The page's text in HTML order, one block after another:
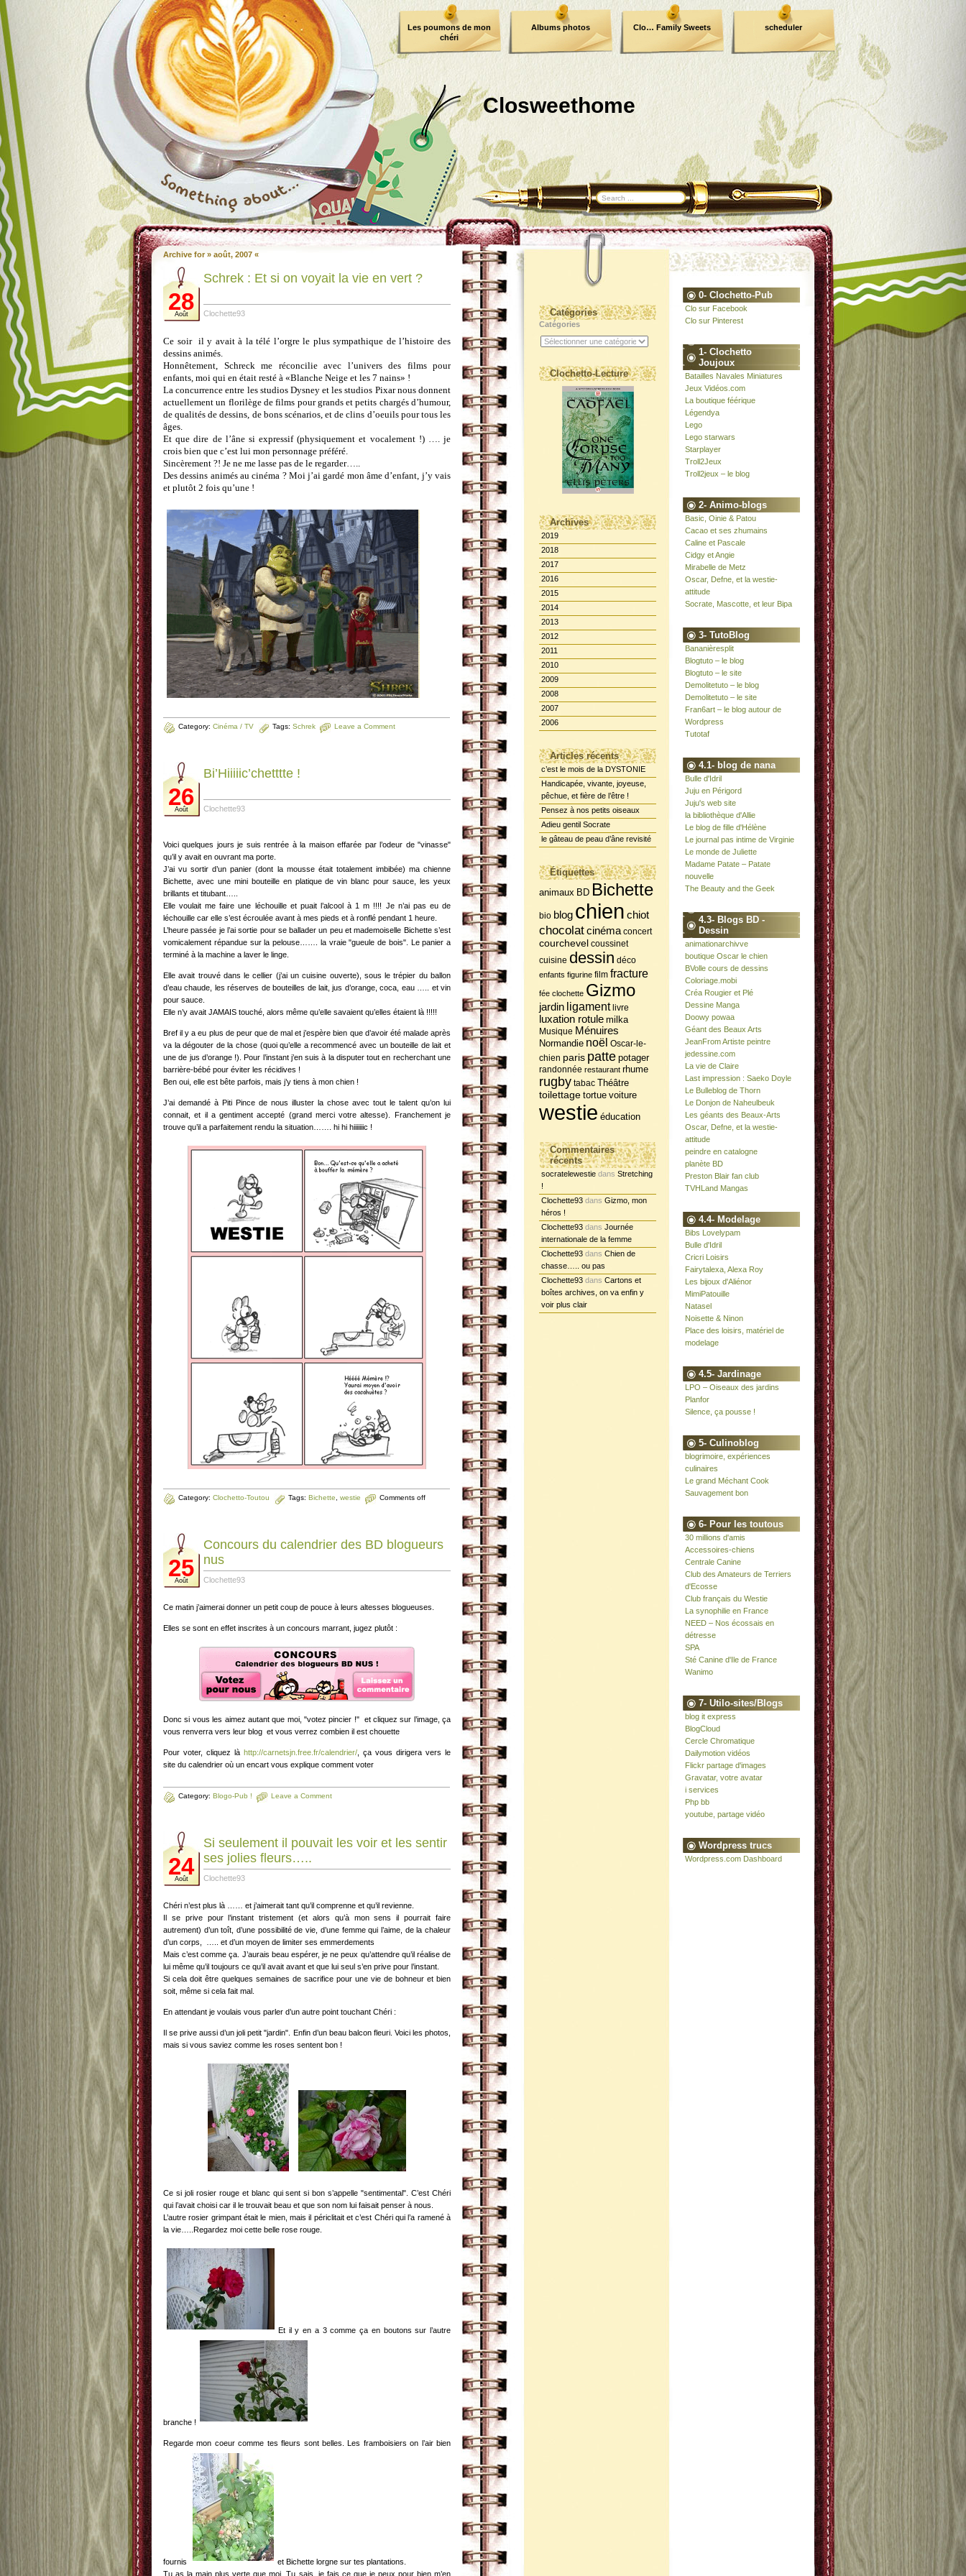
Closweethome
Les poumons de mon
chéri
Albums photos Clo… Family Sweets scheduler
Archive for » août, 2007 «
28
Août
Schrek : Et si on voyait la vie en vert ?
Clochette93
Ce soir il y avait à la télé l’orgre le plus sympathique de l’histoire des
dessins animés.
Honnêtement, Schreck me réconcilie avec l’univers des films pour
enfants, moi qui en était resté à «Blanche Neige et les 7 nains» !
La concurrence entre les studios Dysney et les studios Pixar nous donnent
actuellement un florilège de films pour grands et petits chargés d’humour,
de qualités de dessins, de bons scénarios, et de clins d’oeuils pour tous les
âges.
Et que dire de l’âne si expressif (physiquement et vocalement !) …. je
crois bien que c’est lui mon personnage préféré.
Sincèrement ?! Je ne me lasse pas de le regarder…..
Des dessins animés au cinéma ? Moi j’ai gardé mon âme d’enfant, j’y vais
et plutôt 2 fois qu’une !
Category: Cinéma / TV Tags: Schrek Leave a Comment
26
Août
Bi’Hiiiiic’chetttte !
Clochette93
Voici quelques jours je suis rentrée à la maison effarée par l’odeur de "vinasse"
qu’il y avait en ouvrant ma porte.
J’ai vu sortir d’un panier (dont la mousse était totalement imbibée) ma chienne
Bichette, avec une mini bouteille en platique de vin blanc pour sauce, les yeux
brillants et titubant…..
Elle voulait me faire une léchouille et puait l’alcool à 1 m !!!! Je n’ai pas eu de
léchouille car elle s’est écroulée avant à mes pieds et à ronflé pendant 1 heure.
L’heure passée je l’ai sortie pour se ballader un peu et mademoiselle Bichette s’est
vomicalement répandue sur la pelouse……. la vraie "gueule de bois". Le panier a
terminé à la machine a laver le linge.
Elle avait trouvé dans le cellier (j’ai un cuisine ouverte), sous le trépier du ballon
d’eau chaude, les réserves de bouteilles de lait, jus d’orange, coca, eau ….. et vin
pour sauce.
Elle n’y avait JAMAIS touché, alors même qu’elle savaient qu’elles étaient là !!!!!
Bref il y a eu plus de peur que de mal et j’espère bien que d’avoir été malade après
va la dégouter de la chose (quoi qu’elle a recommencé avec un bouteille de lait et
une de jus d’orange !). Pour l’instant j’en suis à la disputer tout en recherchant une
barrière-bébé pour éviter les récidives !
Ben oui, elle est bête parfois, mais j’y tiens à mon chien !
J’ai demandé à Piti Pince de nous illuster la chose avec tout le talent qu’on lui
connait, et il a gentiment accepté (grand merci votre altesse). Franchement je
trouve qu’il a parfaitement rendu la situation……. hi hi hiiiiiiic !
Category: Clochetto-Toutou Tags: Bichette westie Comments off
25
Août
Concours du calendrier des BD blogueurs
nus
Clochette93
Ce matin j’aimerai donner un petit coup de pouce à leurs altesses blogueuses.
Elles se sont en effet inscrites à un concours marrant, jugez plutôt :
Donc si vous les aimez autant que moi, "votez pincier !" et cliquez sur l’image, ça
vous renverra vers leur blog et vous verrez combien il est chouette
Pour voter, cliquez là http://carnetsjn.free.fr/calendrier/ , ça vous dirigera vers le
site du calendrier où un encart vous explique comment voter
Category: Blogo-Pub ! Leave a Comment
24
Août
Si seulement il pouvait les voir et les sentir
ses jolies fleurs…..
Clochette93
Chéri n’est plus là …… et j’aimerait tant qu’il comprenne et qu’il revienne.
Il se prive pour l’instant tristement (et alors qu’à mon sens il pourrait faire
autrement) d’un toît, d’une possibilité de vie, d’une femme qui l’aime, de la chaleur
d’un corps, ….. et d’un moyen de limiter ses emmerdements
Mais c’est comme ça. J’aurais beau espérer, je ne peux qu’attendre qu’il réalise de
lui même qu’il toujours ce qu’il avait avant et que lui seul s’en prive pour l’instant.
Si cela doit être quelques semaines de sacrifice pour une vie de bohneur et bien
soit, même si cela fait mal.
En attendant je voulais vous parler d’un autre point touchant Chéri :
Il se prive aussi d’un joli petit "jardin". Enfin d’un beau balcon fleuri. Voici les photos,
mais si vous saviez comme les roses sentent bon !
Ce si joli rosier rouge et blanc qui sent si bon s’appelle "sentimental". C’est Chéri
qui l’avait choisi car il le trouvait beau et que son nom lui faisait penser à nous.
L’autre rosier grimpant était le mien, mais il périclitait et c’est Chéri qui l’a ramené à
la vie…..Regardez moi cette belle rose rouge.
Et il y en a 3 comme ça en boutons sur l’autre
branche !
Regarde mon coeur comme tes fleurs sont belles. Les framboisiers on l’air bien
fournis
et Bichette lorgne sur tes plantations.
Tu as la main plus verte que moi. Tu sais, je fais ce que je peux pour bien m’en
Catégories
Catégories
Clochetto-Lecture
Archives
2019
2018
2017
2016
2015
2014
2013
2012
2011
2010
2009
2008
2007
2006
Articles récents
c’est le mois de la DYSTONIE
Handicapée, vivante, joyeuse,
pêchue, et fière de l’être !
Pensez à nos petits oiseaux
Adieu gentil Socrate
le gâteau de peau d’âne revisité
Étiquettes
animaux BD Bichette
bio blog chien chiot
chocolatcinéma concert
courchevel coussinet
cuisine dessin déco
enfants figurine film fracture
fée clochette Gizmo
jardin ligament livre
luxation rotule milka
Musique Ménuires
Normandie noël Oscar-le-
chien paris patte potager
randonnée restaurant rhume
rugby tabac Théâtre
toilettage tortue voiture
westie éducation
Commentaires
récents
socratelewestie dans Stretching
!
Clochette93 dans Gizmo, mon
héros !
Clochette93 dans Journée
internationale de la femme
Clochette93 dans Chien de
chasse….. ou pas
Clochette93 dans Cartons et
boîtes archives, on va enfin y
voir plus clair
0- Clochetto-Pub
Clo sur Facebook
Clo sur Pinterest
1- Clochetto
Joujoux
Batailles Navales Miniatures
Jeux Vidéos.com
La boutique féérique
Légendya
Lego
Lego starwars
Starplayer
Troll2Jeux
Troll2jeux – le blog
2- Animo-blogs
Basic, Oinie & Patou
Cacao et ses zhumains
Caline et Pascale
Cidgy et Angie
Mirabelle de Metz
Oscar, Defne, et la westie-
attitude
Socrate, Mascotte, et leur Bipa
3- TutoBlog
Bananièresplit
Blogtuto – le blog
Blogtuto – le site
Demolitetuto – le blog
Demolitetuto – le site
Fran6art – le blog autour de
Wordpress
Tutotaf
4.1- blog de nana
Bulle d'Idril
Juju en Périgord
Juju's web site
la bibliothèque d'Allie
Le blog de fille d'Hélène
Le journal pas intime de Virginie
Le monde de Juliette
Madame Patate – Patate
nouvelle
The Beauty and the Geek
4.3- Blogs BD -
Dessin
animationarchivve
boutique Oscar le chien
BVolle cours de dessins
Coloriage.mobi
Créa Rougier et Plé
Dessine Manga
Doowy powaa
Géant des Beaux Arts
JeanFrom Artiste peintre
jedessine.com
La vie de Claire
Last impression : Saeko Doyle
Le Bulleblog de Thorn
Le Donjon de Naheulbeuk
Les géants des Beaux-Arts
Oscar, Defne, et la westie-
attitude
peindre en catalogne
planète BD
Preston Blair fan club
TVHLand Mangas
4.4- Modelage
Bibs Lovelypam
Bulle d'Idril
Cricri Loisirs
Fairytalexa, Alexa Roy
Les bijoux d'Aliénor
MimiPatouille
Natasel
Noisette & Ninon
Place des loisirs, matériel de
modelage
4.5- Jardinage
LPO – Oiseaux des jardins
Planfor
Silence, ça pousse !
5- Culinoblog
blogrimoire, expériences
culinaires
Le grand Méchant Cook
Sauvagement bon
6- Pour les toutous
30 millions d'amis
Accessoires-chiens
Centrale Canine
Club des Amateurs de Terriers
d'Ecosse
Club français du Westie
La synophilie en France
NEED – Nos écossais en
détresse
SPA
Sté Canine d'Ile de France
Wanimo
7- Utilo-sites/Blogs
blog it express
BlogCloud
Cercle Chromatique
Dailymotion vidéos
Flickr partage d'images
Gravatar, votre avatar
i services
Php bb
youtube, partage vidéo
Wordpress trucs
Wordpress.com Dashboard